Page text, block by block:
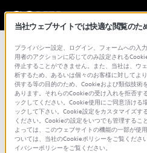
総合サポート・お問
当社ウェブサイトでは快適な閲覧のた
プライバシー設定、ログイン、フォームへの入
用者のアクションに応じてのみ設定される
停止することができません。また、当社は、ウ
析するため、あるいは個々のお客様に対してよ
供する等の目的のため、Cookieおよび類似技術
あります。それらのCookieの受け入れを拒否す
ックしてください。Cookie使用にご同意頂ける
ックして下さい。Cookie設定をカスタマイズす
ください。Cookieの設定をいつでも管理するこ
よっては、このウェブサイトの機能の一部が使
ついては、当社のCookieポリシーをご覧くださ
イバシーポリシーをご覧ください。